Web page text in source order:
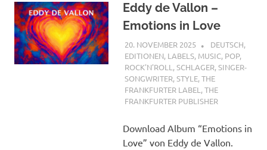
Eddy de Vallon –
Emotions in Love
20. NOVEMBER 2025 STEFANBRAUN
DEUTSCH,
EDITIONEN, LABELS, MUSIC, POP,
ROCK'N'ROLL ,SCHLAGER,SINGER-
SONGWRITER,STYLE,THE
FRANKFURTER LABEL ,THE
FRANKFURTER PUBLISHER
Download Album “Emotions in
Love” von Eddy de Vallon.